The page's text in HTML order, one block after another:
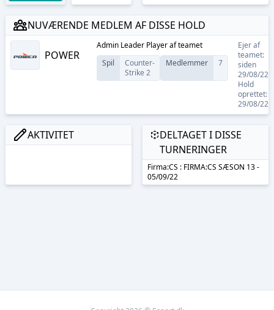
NUVÆRENDE MEDLEM AF DISSE HOLD
POWER
Admin Leader Playeraf teamet
Spil
Counter-
Strike 2
Medlemmer 7
Ejer af
teamet:
siden
29/08/22
Hold
oprettet:
29/08/22
AKTIVITET
DELTAGET I DISSE
TURNERINGER
Firma:CS : FIRMA:CS SÆSON 13 -
05/09/22